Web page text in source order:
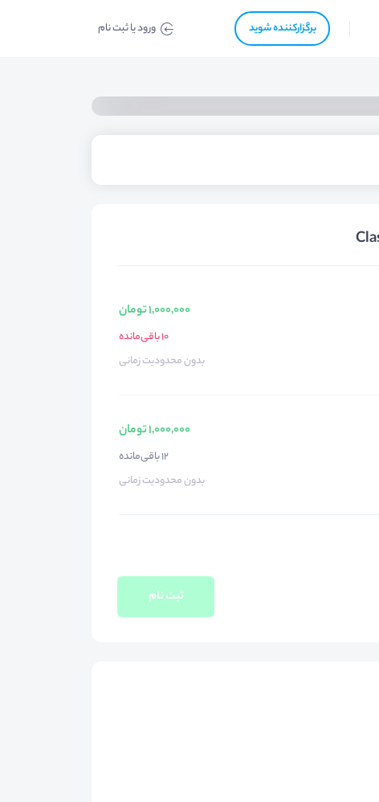
برگزار‌‌کننده شوید ورود یا ثبت نام
1,000,000 تومان
10 باقی‌مانده
بدون محدودیت زمانی
1,000,000 تومان
12 باقی‌مانده
بدون محدودیت زمانی
ثبت نام